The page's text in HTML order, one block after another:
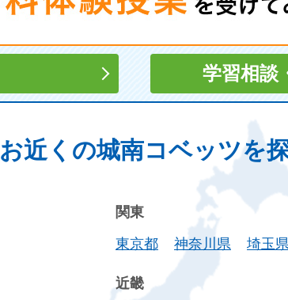
学習相談
お近くの城南コベッツを
関東
東京都
神奈川県 埼玉
近畿